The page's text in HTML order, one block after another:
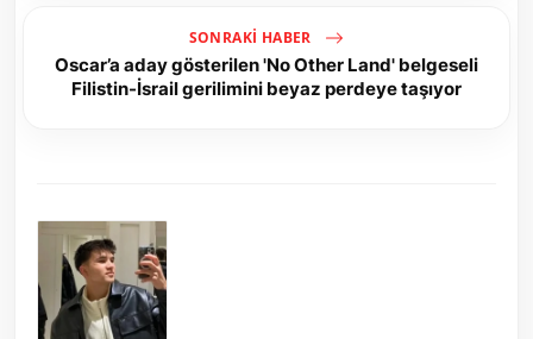
SONRAKI HABER
Oscar’a aday gösterilen 'No Other Land' belgeseli
Filistin-İsrail gerilimini beyaz perdeye taşıyor